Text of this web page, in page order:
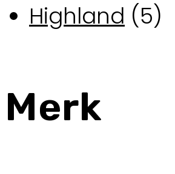
Highland (5)
Merk